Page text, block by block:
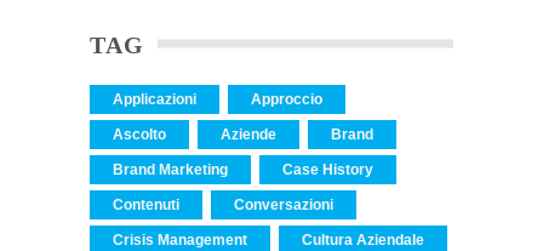
TAG
Applicazioni Approccio
Ascolto Aziende Brand
Brand Marketing Case History
Contenuti Conversazioni
Crisis Management Cultura Aziendale